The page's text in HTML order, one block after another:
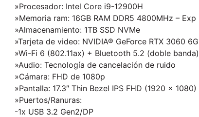
»Procesador: Intel Core i9-12900H
»Memoria ram: 16GB RAM DDR5 4800MHz –
»Almacenamiento: 1TB SSD NVMe
»Tarjeta de video: NVIDIA® GeForce RTX 3060
»Wi-Fi 6 (802.11ax) + Bluetooth 5.2 (doble banda)
»Audio: Tecnología de cancelación de ruido
»Cámara: FHD de 1080p
»Pantalla: 17.3″ Thin Bezel IPS FHD (1920 x
»Puertos/Ranuras:
-1x USB 3.2 Gen2/DP